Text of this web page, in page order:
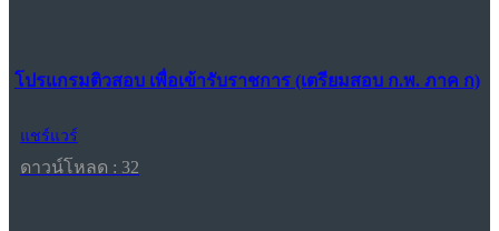
โปรแกรมติวสอบ เพื่อเข้ารับราชการ (เตรียมสอบ ก.พ. ภาค ก)
แชร์แวร์
ดาวน์โหลด : 32